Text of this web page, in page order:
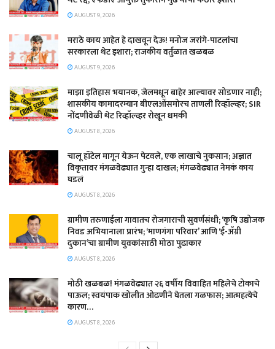
AUGUST 9, 2026
मराठे काय आहेत हे दाखवून देऊ! मनोज जरांगे-पाटलांचा
सरकारला थेट इशारा; राजकीय वर्तुळात खळबळ
AUGUST 9, 2026
माझा इतिहास भयानक, जेलमधून बाहेर आल्यावर सोडणार नाही;
शासकीय कामादरम्यान बीएलओंसमोरच ताणली रिव्हॉल्व्हर; SIR
नोंदणीवेळी थेट रिव्हॉल्व्हर रोखून धमकी
AUGUST 8, 2026
चालू हॉटेल मागून येऊन पेटवले, एक लाखाचे नुकसान; अज्ञात
विकृतावर मंगळवेढ्यात गुन्हा दाखल; मंगळवेढ्यात नेमकं काय
घडलं
AUGUST 8, 2026
​ग्रामीण तरुणाईला गावातच रोजगाराची सुवर्णसंधी; ‘कृषि उद्योजक
निवड अभियानाला प्रारंभ; ‘माणगंगा परिवार’ आणि ‘ई-ॲग्री
दुकान’चा ग्रामीण युवकांसाठी मोठा पुढाकार
AUGUST 8, 2026
मोठी खळबळ! मंगळवेढ्यात २६ वर्षीय विवाहित महिलेचे टोकाचे
पाऊल; स्वयंपाक खोलीत ओढणीने घेतला गळफास; आत्महत्येचे
कारण…
AUGUST 8, 2026